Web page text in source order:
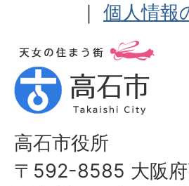
｜ 個人情報
高石市役所
〒592-8585 大阪府